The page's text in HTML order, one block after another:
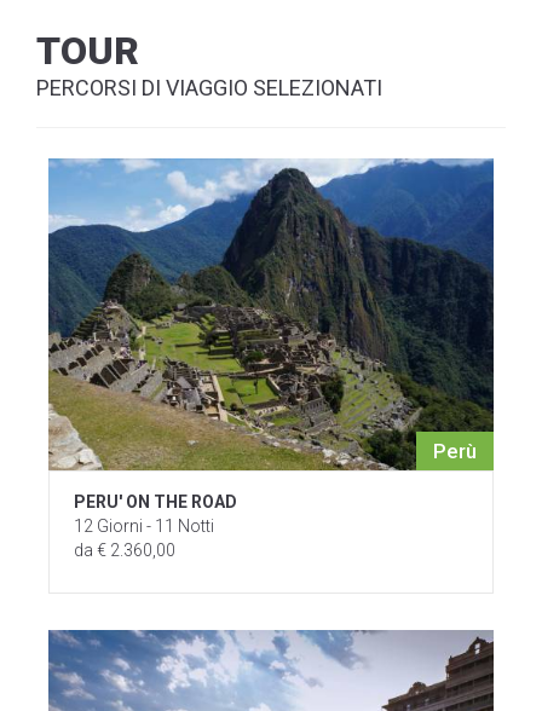
TOUR
PERCORSI DI VIAGGIO SELEZIONATI
Perù
PERU' ON THE ROAD
12 Giorni - 11 Notti
da € 2.360,00